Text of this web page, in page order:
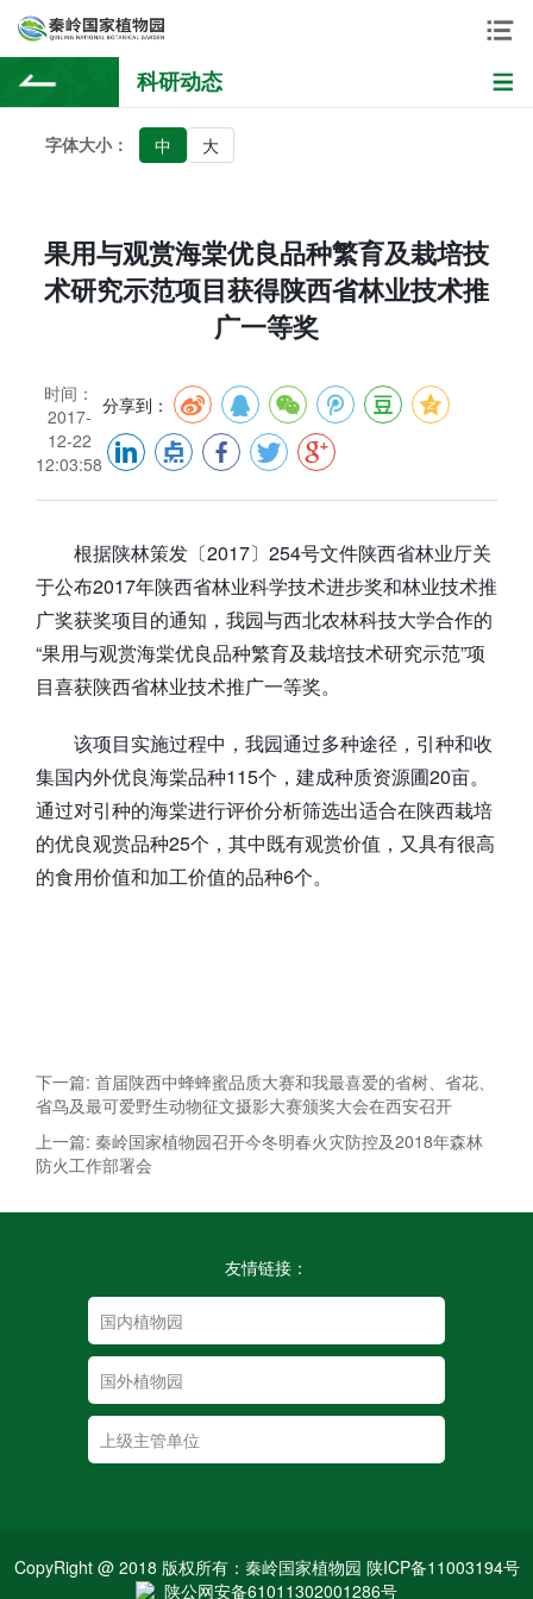
科研动态
字体大小： 中 大
果用与观赏海棠优良品种繁育及栽培技
术研究示范项目获得陕西省林业技术推
广一等奖
时间：
2017-
12-22
12:03:58
分享到：
根据陕林策发〔2017〕254号文件陕西省林业厅关
于公布2017年陕西省林业科学技术进步奖和林业技术推
广奖获奖项目的通知，我园与西北农林科技大学合作的
“果用与观赏海棠优良品种繁育及栽培技术研究示范”项
目喜获陕西省林业技术推广一等奖。
该项目实施过程中，我园通过多种途径，引种和收
集国内外优良海棠品种115个，建成种质资源圃20亩。
通过对引种的海棠进行评价分析筛选出适合在陕西栽培
的优良观赏品种25个，其中既有观赏价值，又具有很高
的食用价值和加工价值的品种6个。
下一篇: 首届陕西中蜂蜂蜜品质大赛和我最喜爱的省树、省花、
省鸟及最可爱野生动物征文摄影大赛颁奖大会在西安召开
上一篇: 秦岭国家植物园召开今冬明春火灾防控及2018年森林
防火工作部署会
友情链接：
CopyRight @ 2018 版权所有：秦岭国家植物园 陕ICP备11003194号
陕公网安备61011302001286号